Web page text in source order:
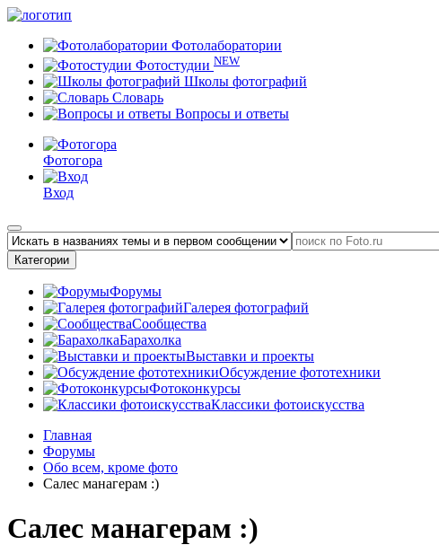
Фотолаборатории
Фотостудии NEW
Школы фотографий
Словарь
Вопросы и ответы
Фотогора
Вход
Категории
Форумы
Галерея фотографий
Сообщества
Барахолка
Выставки и проекты
Обсуждение фототехники
Фотоконкурсы
Классики фотоискусства
Главная
Форумы
Обо всем, кроме фото
Салес манагерам :)
Салес манагерам :)